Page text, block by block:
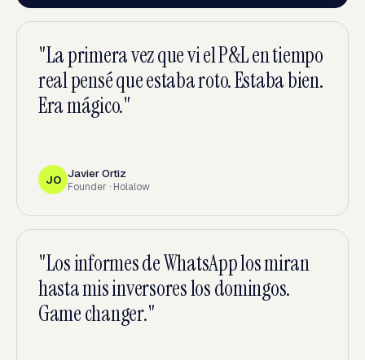
"La primera vez que vi el P&L en tiempo
real pensé que estaba roto. Estaba bien.
Era mágico."
JO Javier Ortiz
Founder · Holalow
"Los informes de WhatsApp los miran
hasta mis inversores los domingos.
Game changer."